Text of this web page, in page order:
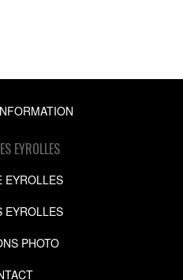
EYROLLES
EYROLLES
EYROLLES
PHOTO